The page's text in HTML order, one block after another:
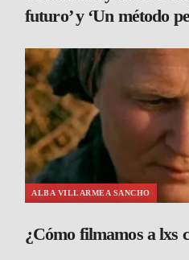
futuro’ y ‘Un método
ALBA VILLARMEA SANCHO
¿Cómo filmamos a lxs